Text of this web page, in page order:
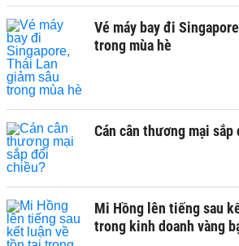
Vé máy bay đi
trong mùa hè
Cán cân thương mại
Mi Hồng lên tiếng sau
trong kinh doanh vàng